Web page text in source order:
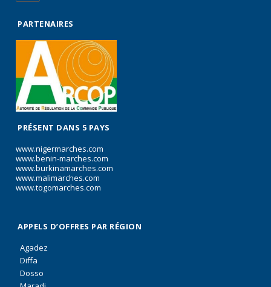
PARTENAIRES
PRÉSENT DANS 5 PAYS
www.nigermarches.com
www.benin-marches.com
www.burkinamarches.com
www.malimarches.com
www.togomarches.com
APPELS D’OFFRES PAR RÉGION
Agadez
Diffa
Dosso